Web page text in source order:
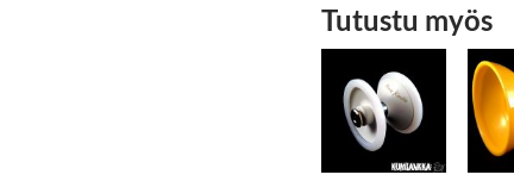
Tutustu myös